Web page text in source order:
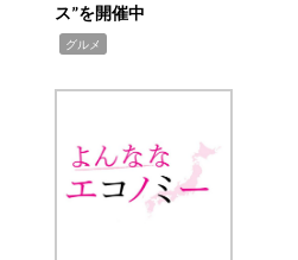
ス”を開催中
グルメ